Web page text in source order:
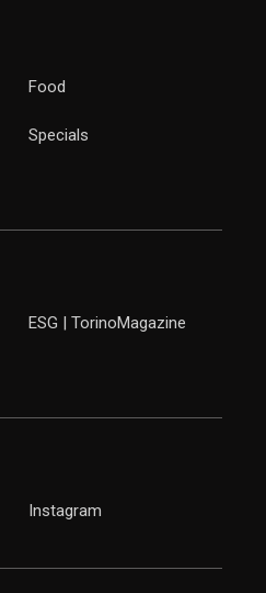
Food
Specials
ESG | TorinoMagazine
Instagram